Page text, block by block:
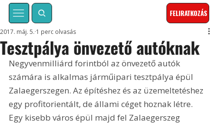
FELIRATKOZÁS
Tesztpálya önvezető autóknak
2017. máj. 5. 1 perc olvasás
Negyvenmilliárd forintból az önvezető autók
számára is alkalmas járműipari tesztpálya épül
Zalaegerszegen. Az építéshez és az üzemeltetéshez
egy profitorientált, de állami céget hoznak létre.
Egy kisebb város épül majd fel Zalaegerszeg